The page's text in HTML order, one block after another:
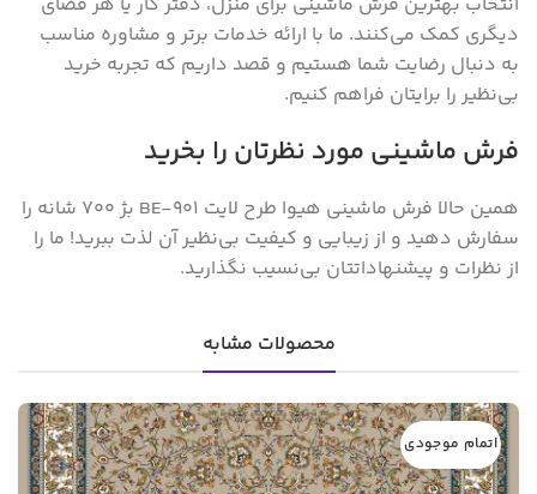
دیگری کمک می‌کنند. ما با ارائه خدمات برتر و مشاوره مناسب
به دنبال رضایت شما هستیم و قصد داریم که تجربه خرید
بی‌نظیر را برایتان فراهم کنیم.
فرش ماشینی مورد نظرتان را بخرید
همین حالا فرش ماشینی هیوا طرح لایت 901-BE بژ ۷۰۰ شانه را
سفارش دهید و از زیبایی و کیفیت بی‌نظیر آن لذت ببرید! ما را
از نظرات و پیشنهاداتتان بی‌نسیب نگذارید.
محصولات مشابه
اتمام موجودی